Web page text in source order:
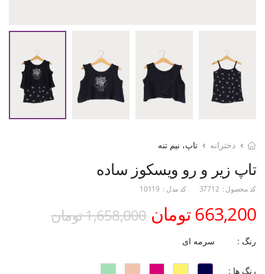
دخترانه تاپ، نیم تنه
تاپ زیر و رو ویسکوز ساده
کد محصول : 37712 کد مدل : 10119
663,200 تومان 1,658,000 تومان
رنگ : سرمه ای
رنگ ها :